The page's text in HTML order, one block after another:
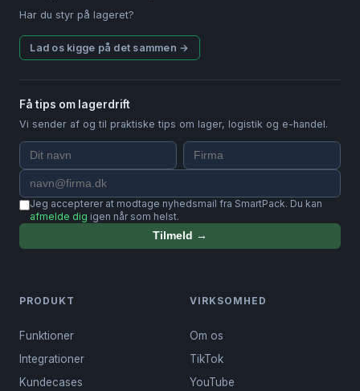
Har du styr på lageret?
Lad os kigge på det sammen →
Få tips om lagerdrift
Vi sender af og til praktiske tips om lager, logistik og e-handel.
Jeg accepterer at modtage nyhedsmail fra SmartPack. Du kan
afmelde dig igen når som helst.
Tilmeld →
PRODUKT
Funktioner
Integrationer
Kundecases
VIRKSOMHED
Om os
TikTok
YouTube